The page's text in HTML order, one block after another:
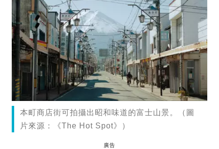
本町商店街可拍攝出昭和味道的富士山景。（圖
片來源：《The Hot Spot》）
廣告